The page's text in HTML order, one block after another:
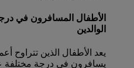
الأطفال المسافرون في
الوالدين
يسافرون في درجة مختلفة